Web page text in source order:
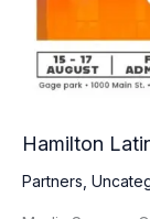
Hamilton
Partners